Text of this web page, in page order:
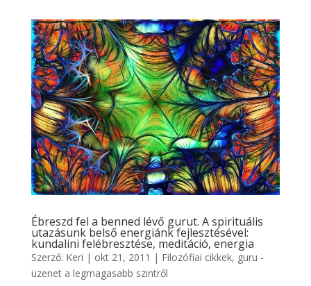
Ébreszd fel a benned lévő gurut. A spirituális
utazásunk belső energiánk fejlesztésével:
kundalini felébresztése, meditáció, energia
Szerző: Keri | okt 21, 2011 | Filozófiai cikkek, guru -
üzenet a legmagasabb szintről